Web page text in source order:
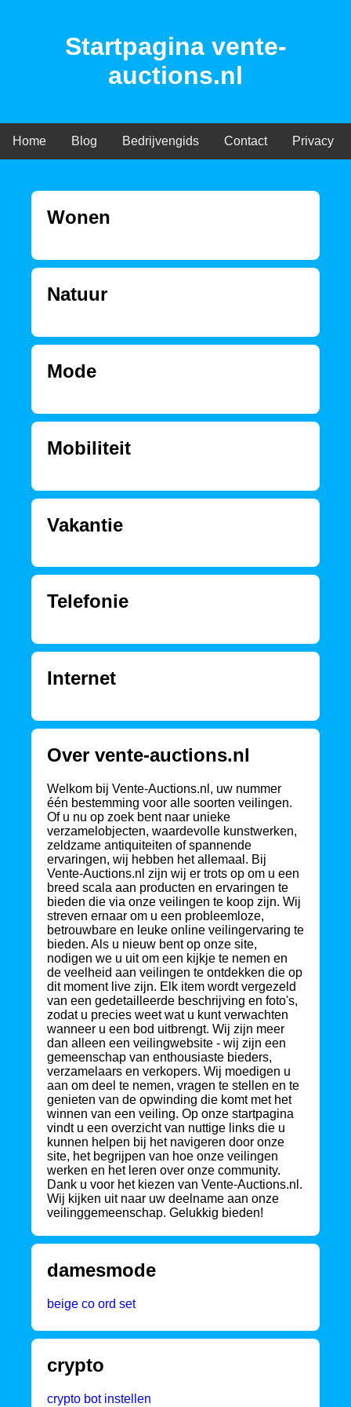
Startpagina vente-
auctions.nl
Home Blog Bedrijvengids Contact Privacy
Wonen
Natuur
Mode
Mobiliteit
Vakantie
Telefonie
Internet
Over vente-auctions.nl
Welkom bij Vente-Auctions.nl, uw nummer
één bestemming voor alle soorten veilingen.
Of u nu op zoek bent naar unieke
verzamelobjecten, waardevolle kunstwerken,
zeldzame antiquiteiten of spannende
ervaringen, wij hebben het allemaal. Bij
Vente-Auctions.nl zijn wij er trots op om u een
breed scala aan producten en ervaringen te
bieden die via onze veilingen te koop zijn. Wij
streven ernaar om u een probleemloze,
betrouwbare en leuke online veilingervaring te
bieden. Als u nieuw bent op onze site,
nodigen we u uit om een kijkje te nemen en
de veelheid aan veilingen te ontdekken die op
dit moment live zijn. Elk item wordt vergezeld
van een gedetailleerde beschrijving en foto's,
zodat u precies weet wat u kunt verwachten
wanneer u een bod uitbrengt. Wij zijn meer
dan alleen een veilingwebsite - wij zijn een
gemeenschap van enthousiaste bieders,
verzamelaars en verkopers. Wij moedigen u
aan om deel te nemen, vragen te stellen en te
genieten van de opwinding die komt met het
winnen van een veiling. Op onze startpagina
vindt u een overzicht van nuttige links die u
kunnen helpen bij het navigeren door onze
site, het begrijpen van hoe onze veilingen
werken en het leren over onze community.
Dank u voor het kiezen van Vente-Auctions.nl.
Wij kijken uit naar uw deelname aan onze
veilinggemeenschap. Gelukkig bieden!
damesmode
beige co ord set
crypto
crypto bot instellen